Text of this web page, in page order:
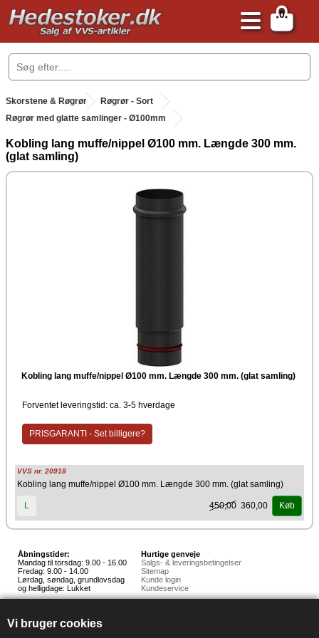
Vi bruger cookies
0
.
Skorstene & Røgrør .
Røgrør - Sort
Røgrør med glatte samlinger - Ø100mm
Kobling lang muffe/nippel Ø100 mm. Længde 300 mm.
(glat samling)
Kobling lang muffe/nippel Ø100 mm. Længde 300 mm. (glat samling)
Forventet leveringstid: ca. 3-5 hverdage
PRISGARANTI - Set billigere?
VVS nr. 20918
Kobling lang muffe/nippel Ø100 mm. Længde 300 mm. (glat samling)
L 450,00 360,00 Køb
Åbningstider:
Mandag til torsdag: 9.00 - 16.00
Fredag: 9.00 - 14.00
Lørdag, søndag, grundlovsdag
og helligdage: Lukket
Hurtige genveje
Salgs- & leveringsbetingelser
Sitemap
Kunde login
Kundeservice
Hunnerupvej 3, 6920 Videbæk
E-mail:salg@hedestoker.dk